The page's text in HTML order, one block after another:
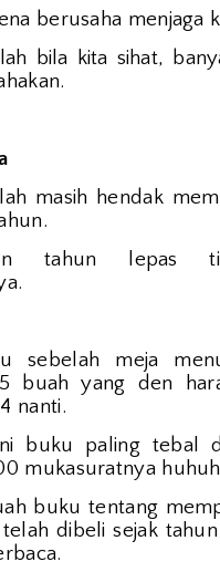
berusaha menjaga
bila kita sihat,
masih hendak
tahun lepas
sebelah meja
buah yang den
nanti.
buku paling tebal
mukasuratnya
buku tentang
dibeli sejak